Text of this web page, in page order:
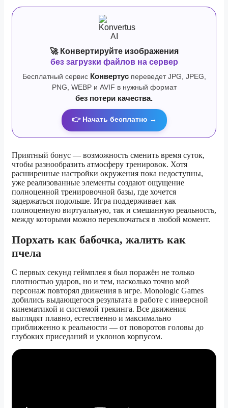
🚀 Конвертируйте изображения
без загрузки файлов на сервер
Бесплатный сервис Конвертуспереведет JPG, JPEG,
PNG, WEBP и AVIF в нужный формат
без потери качества.
👉 Начать бесплатно →
Приятный бонус — возможность сменить время суток,
чтобы разнообразить атмосферу тренировок. Хотя
расширенные настройки окружения пока недоступны,
уже реализованные элементы создают ощущение
полноценной тренировочной базы, где хочется
задержаться подольше. Игра поддерживает как
полноценную виртуальную, так и смешанную реальность,
между которыми можно переключаться в любой момент.
Порхать как бабочка, жалить как
пчела
С первых секунд геймплея я был поражён не только
плотностью ударов, но и тем, насколько точно мой
персонаж повторял движения в игре. Monologic Games
добились выдающегося результата в работе с инверсной
кинематикой и системой трекинга. Все движения
выглядят плавно, естественно и максимально
приближенно к реальности — от поворотов головы до
глубоких приседаний и уклонов корпусом.